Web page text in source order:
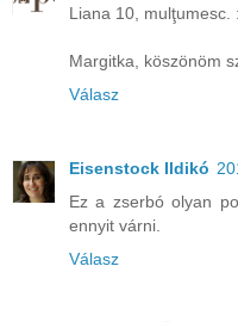
Liana 10, mulţumesc.
Margitka, köszönöm
Válasz
Eisenstock Ildikó
Ez a zserbó olyan
ennyit várni.
Válasz